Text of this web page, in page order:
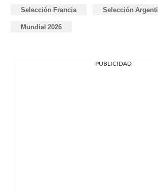
Selección Francia Selección
Mundial 2026
PUBLICIDAD